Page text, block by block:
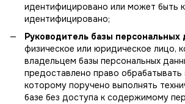
идентифицировано или может быть
идентифицировано;
Руководитель базы персональных
физическое или юридическое лицо,
владельцем базы персональных
предоставлено право обрабатывать
которому поручено выполнять
базе без доступа к содержимому